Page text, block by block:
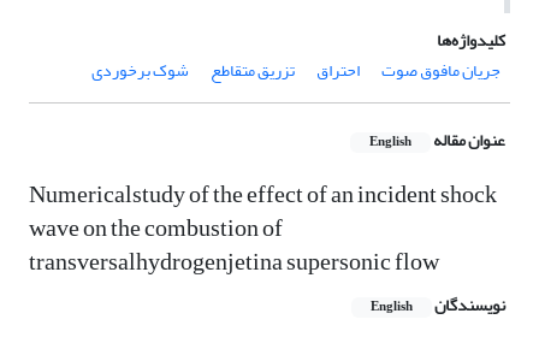
کلیدواژه‌ها
جریان مافوق صوت
احتراق تزریق متقاطع شوک برخوردی
عنوان مقاله English
Numericalstudy of the effect of an incident shock
wave on the combustion of
transversalhydrogenjetina supersonic flow
نویسندگان English